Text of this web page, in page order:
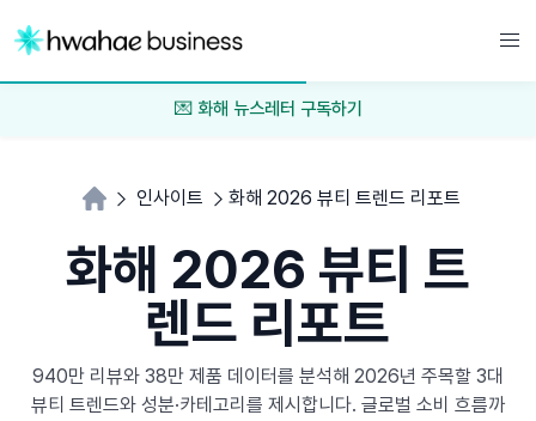
💌 화해 뉴스레터 구독하기
인사이트 화해 2026 뷰티 트렌드 리포트
화해 2026 뷰티 트
렌드 리포트
940만 리뷰와 38만 제품 데이터를 분석해 2026년 주목할 3대
뷰티 트렌드와 성분·카테고리를 제시합니다. 글로벌 소비 흐름까